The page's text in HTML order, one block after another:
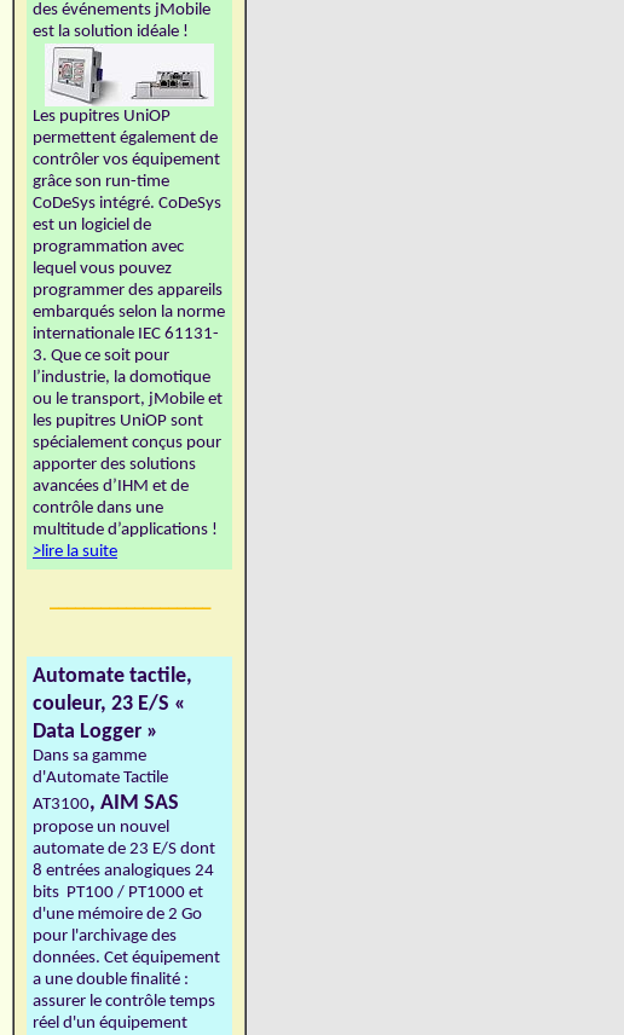
des événements jMobile
est la solution idéale !
Les pupitres UniOP
permettent également de
contrôler vos équipement
grâce son run-time
CoDeSys intégré. CoDeSys
est un logiciel de
programmation avec
lequel vous pouvez
programmer des appareils
embarqués selon la norme
internationale IEC 61131-
3. Que ce soit pour
l’industrie, la domotique
ou le transport, jMobile et
les pupitres UniOP sont
spécialement conçus pour
apporter des solutions
avancées d’IHM et de
contrôle dans une
multitude d’applications !
>lire la suite
Automate tactile,
couleur, 23 E/S «
Data Logger »
Dans sa gamme
d'Automate Tactile
AT3100, AIM SAS
propose un nouvel
automate de 23 E/S dont
8 entrées analogiques 24
bits PT100 / PT1000 et
d'une mémoire de 2 Go
pour l'archivage des
données. Cet équipement
a une double finalité :
assurer le contrôle temps
réel d'un équipement